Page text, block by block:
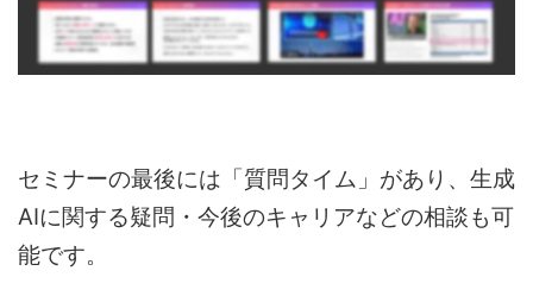
セミナーの最後には「質問タイム」があり、生成
AIに関する疑問・今後のキャリアなどの相談も可
能です。